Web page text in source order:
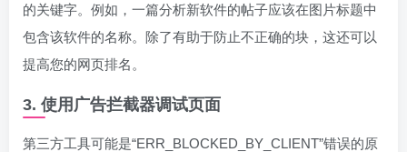
的关键字。例如，一篇分析新软件的帖子应该在图片标题中
包含该软件的名称。除了有助于防止不正确的块，这还可以
提高您的网页排名。
3. 使用广告拦截器调试页面
第三方工具可能是“ERR_BLOCKED_BY_CLIENT”错误的原